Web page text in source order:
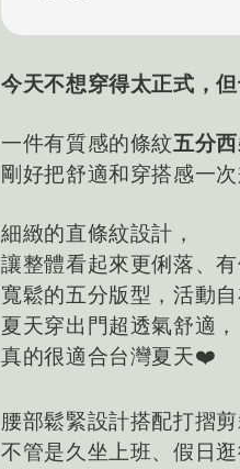
今天不想穿得太正式，但
一件有質感的條紋五分
剛好把舒適和穿搭感一次
細緻的直條紋設計，
讓整體看起來更俐落、有
寬鬆的五分版型，活動自
夏天穿出門超透氣舒適，
真的很適合台灣夏天❤️
腰部鬆緊設計搭配打摺剪
不管是久坐上班、假日逛